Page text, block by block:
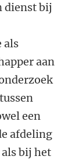
dienst bij
als
aan
een
afdeling
als bij het